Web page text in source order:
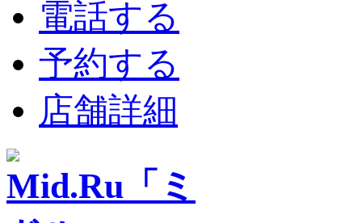
電話する
予約する
店舗詳細